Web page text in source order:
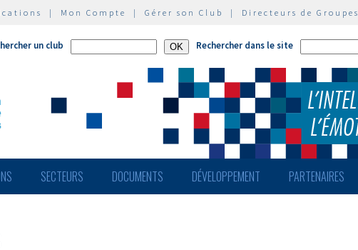
| Mon Compte | Gérer son Club | Directeurs de Groupes
un club Rechercher dans le site
SECTEURS DOCUMENTS DÉVELOPPEMENT PARTENAIRES